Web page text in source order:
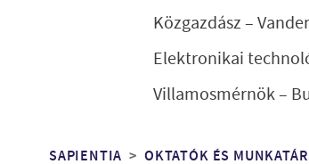
Közgazdász –
Elektronikai
Villamosmérnök –
SAPIENTIA OKTATÓK ÉS